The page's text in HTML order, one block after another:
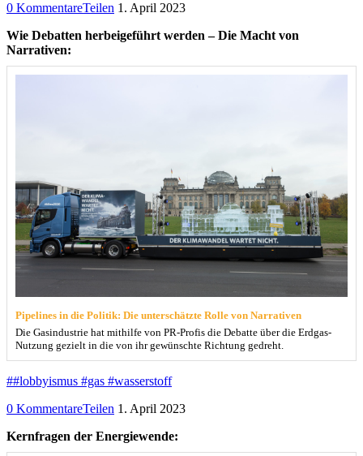
0 KommentareTeilen 1. April 2023
Wie Debatten herbeigeführt werden – Die Macht von
Narrativen:
Pipelines in die Politik: Die unterschätzte Rolle von Narrativen
Die Gasindustrie hat mithilfe von PR-Profis die Debatte über die Erdgas-
Nutzung gezielt in die von ihr gewünschte Richtung gedreht.
##lobbyismus #gas #wasserstoff
0 KommentareTeilen 1. April 2023
Kernfragen der Energiewende: